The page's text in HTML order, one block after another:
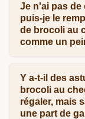
Je n'ai pas de
puis-je le
de brocoli au
comme un
Y a-t-il des
brocoli au
régaler, mais
une part de